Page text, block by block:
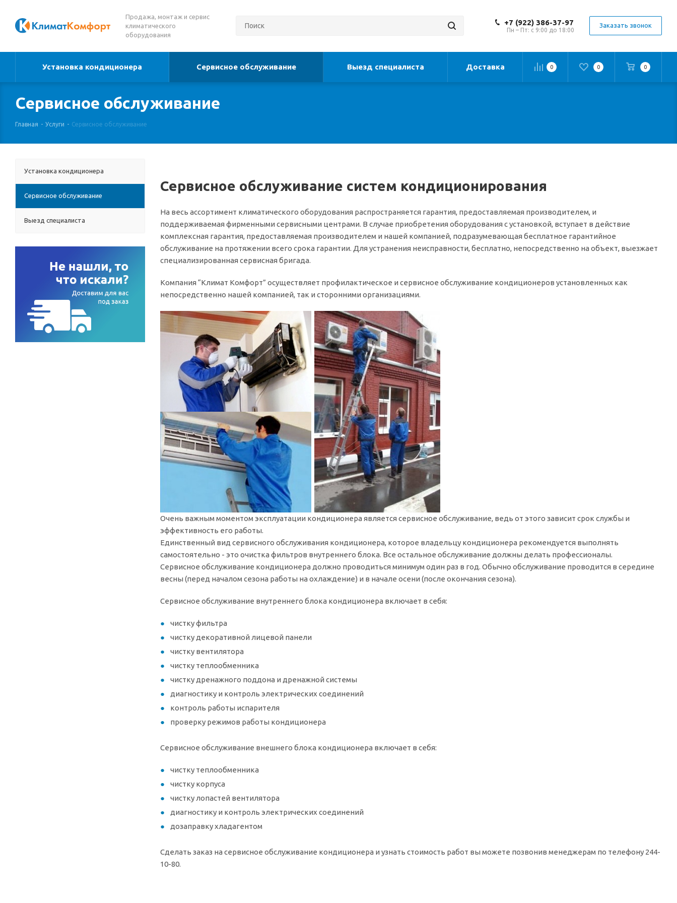
Продажа, монтаж и сервис
климатического
оборудования
+7 (922) 386-37-97
Пн – Пт: с 9:00 до 18:00
Заказать звонок
0 0 0
Установка кондиционера Сервисное обслуживание Выезд специалиста Доставка
Сервисное обслуживание
Главная - Услуги - Сервисное обслуживание
Сервисное обслуживание систем кондиционирования
На весь ассортимент климатического оборудования распространяется гарантия, предоставляемая производителем, и
поддерживаемая фирменными сервисными центрами. В случае приобретения оборудования с установкой, вступает в действие
комплексная гарантия, предоставляемая производителем и нашей компанией, подразумевающая бесплатное гарантийное
обслуживание на протяжении всего срока гарантии. Для устранения неисправности, бесплатно, непосредственно на объект, выезжает
специализированная сервисная бригада.
Компания “Климат Комфорт” осуществляет профилактическое и сервисное обслуживание кондиционеров установленных как
непосредственно нашей компанией, так и сторонними организациями.
Очень важным моментом эксплуатации кондиционера является сервисное обслуживание, ведь от этого зависит срок службы и
эффективность его работы.
Единственный вид сервисного обслуживания кондиционера, которое владельцу кондиционера рекомендуется выполнять
самостоятельно - это очистка фильтров внутреннего блока. Все остальное обслуживание должны делать профессионалы.
Сервисное обслуживание кондиционера должно проводиться минимум один раз в год. Обычно обслуживание проводится в середине
весны (перед началом сезона работы на охлаждение) и в начале осени (после окончания сезона).
Сервисное обслуживание внутреннего блока кондиционера включает в себя:
чистку фильтра
чистку декоративной лицевой панели
чистку вентилятора
чистку теплообменника
чистку дренажного поддона и дренажной системы
диагностику и контроль электрических соединений
контроль работы испарителя
проверку режимов работы кондиционера
Сервисное обслуживание внешнего блока кондиционера включает в себя:
чистку теплообменника
чистку корпуса
чистку лопастей вентилятора
диагностику и контроль электрических соединений
дозаправку хладагентом
Сделать заказ на сервисное обслуживание кондиционера и узнать стоимость работ вы можете позвонив менеджерам по телефону 244-
10-80.
Установка кондиционера
Сервисное обслуживание
Выезд специалиста